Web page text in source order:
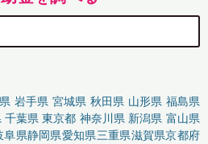
岩手県 宮城県 秋田県 山形県 福島県
千葉県 東京都 神奈川県 新潟県 富山県
阜県静岡県愛知県三重県滋賀県京都府